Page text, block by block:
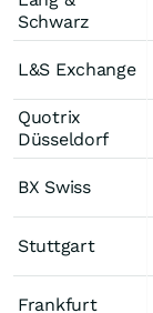
Schwarz
L&S Exchange
Quotrix
Düsseldorf
BX Swiss
Stuttgart
Frankfurt